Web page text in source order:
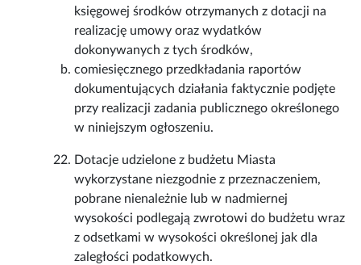
księgowej środków otrzymanych z dotacji na
realizację umowy oraz wydatków
dokonywanych z tych środków,
comiesięcznego przedkładania raportów
dokumentujących działania faktycznie podjęte
przy realizacji zadania publicznego określonego
w niniejszym ogłoszeniu.
Dotacje udzielone z budżetu Miasta
wykorzystane niezgodnie z przeznaczeniem,
pobrane nienależnie lub w nadmiernej
wysokości podlegają zwrotowi do budżetu wraz
z odsetkami w wysokości określonej jak dla
zaległości podatkowych.